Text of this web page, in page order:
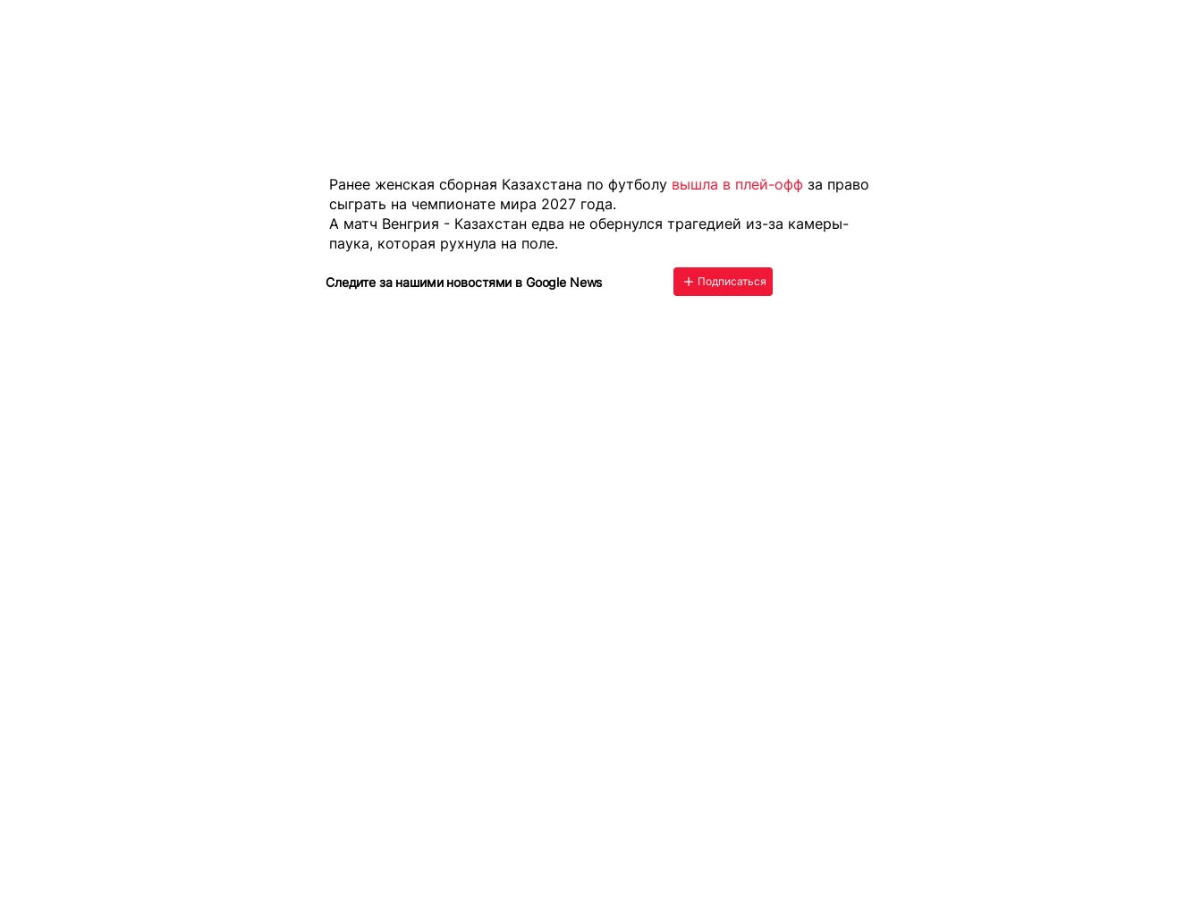
Ранее женская сборная Казахстана по футболу вышла в плей-офф за право
сыграть на чемпионате мира 2027 года.
А матч Венгрия - Казахстан едва не обернулся трагедией из-за камеры-
паука, которая рухнула на поле.
Следите за нашими новостями в Google News Подписаться